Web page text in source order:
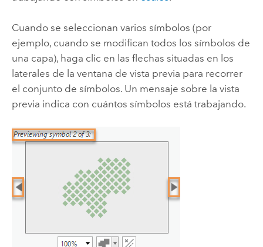
Cuando se seleccionan varios símbolos (por
ejemplo, cuando se modifican todos los símbolos de
una capa), haga clic en las flechas situadas en los
laterales de la ventana de vista previa para recorrer
el conjunto de símbolos. Un mensaje sobre la vista
previa indica con cuántos símbolos está trabajando.